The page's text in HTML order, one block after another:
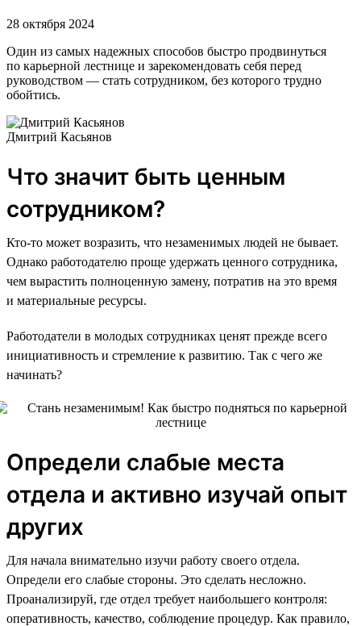
28 октября 2024
Один из самых надежных способов быстро продвинуться
по карьерной лестнице и зарекомендовать себя перед
руководством — стать сотрудником, без которого трудно
обойтись.
Дмитрий Касьянов
Что значит быть ценным
сотрудником?
Кто-то может возразить, что незаменимых людей не бывает.
Однако работодателю проще удержать ценного сотрудника,
чем вырастить полноценную замену, потратив на это время
и материальные ресурсы.
Работодатели в молодых сотрудниках ценят прежде всего
инициативность и стремление к развитию. Так с чего же
начинать?
Определи слабые места
отдела и активно изучай опыт
других
Для начала внимательно изучи работу своего отдела.
Определи его слабые стороны. Это сделать несложно.
Проанализируй, где отдел требует наибольшего контроля:
оперативность, качество, соблюдение процедур. Как правило,